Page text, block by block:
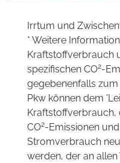
Irrtum und
* Weitere
Kraftstoffverbrauch
spezifischen CO2-
gegebenenfalls
Pkw können dem
Kraftstoffverbrauch,
CO2-Emissionen
Stromverbrauch
werden, der an